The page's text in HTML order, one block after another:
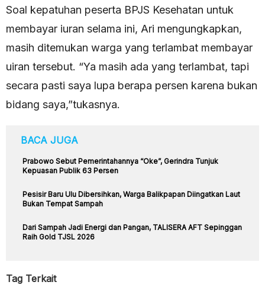
Soal kepatuhan peserta BPJS Kesehatan untuk
membayar iuran selama ini, Ari mengungkapkan,
masih ditemukan warga yang terlambat membayar
uiran tersebut. “Ya masih ada yang terlambat, tapi
secara pasti saya lupa berapa persen karena bukan
bidang saya,”tukasnya.
BACA JUGA
Prabowo Sebut Pemerintahannya “Oke”, Gerindra Tunjuk
Kepuasan Publik 63 Persen
Pesisir Baru Ulu Dibersihkan, Warga Balikpapan Diingatkan Laut
Bukan Tempat Sampah
Dari Sampah Jadi Energi dan Pangan, TALISERA AFT Sepinggan
Raih Gold TJSL 2026
Tag Terkait